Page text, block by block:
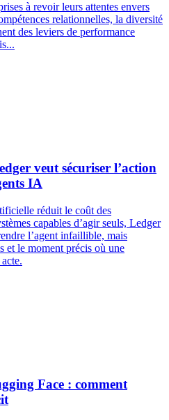
à revoir leurs attentes envers
relationnelles, la diversité
des leviers de performance
veut sécuriser l’action
IA
réduit le coût des
capables d’agir seuls, Ledger
l’agent infaillible, mais
et le moment précis où une
Face : comment